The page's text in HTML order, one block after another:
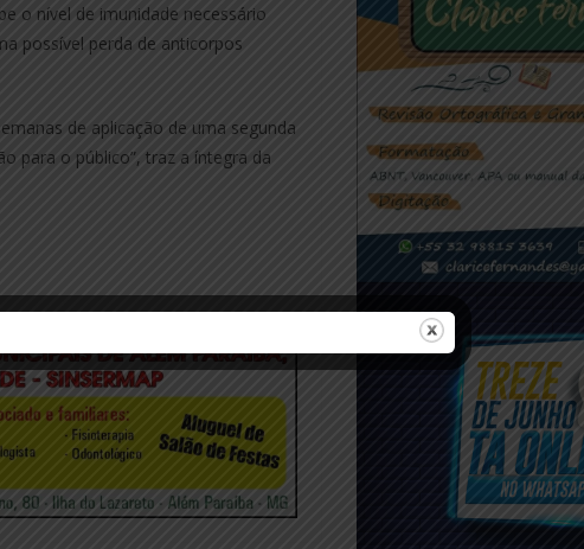
o nível de imunidade necessário
possível perda de anticorpos
de aplicação de uma segunda
para o público”, traz a íntegra da